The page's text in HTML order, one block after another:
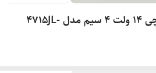
فن یخچال فریزری هیتاچی ۱۴ ولت 4 سیم مدل 4715JL-